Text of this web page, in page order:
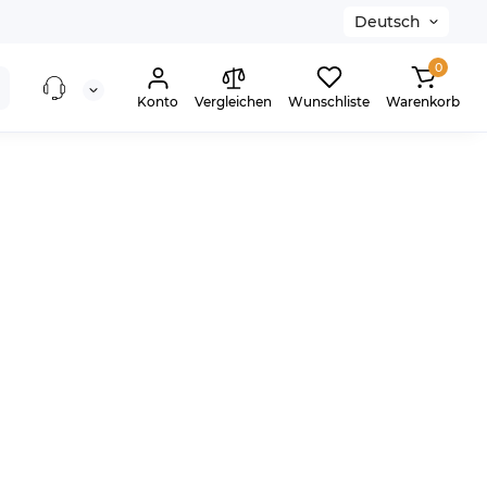
Deutsch
Konto Vergleichen Wunschliste
0
Warenkorb